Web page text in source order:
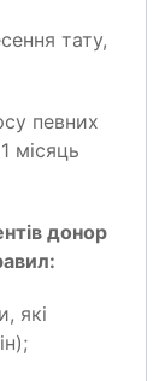
тату,
певних
місяць
донор
які